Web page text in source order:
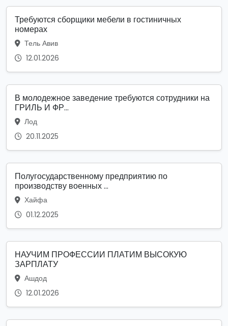
Требуются сборщики мебели в гостиничных
номерах
Тель Авив
12.01.2026
В молодежное заведение требуются сотрудники на
ГРИЛЬ И ФР...
Лод
20.11.2025
Полугосударственному предприятию по
производству военных ...
Хайфа
01.12.2025
НАУЧИМ ПРОФЕССИИ ПЛАТИМ ВЫСОКУЮ
ЗАРПЛАТУ
Ашдод
12.01.2026